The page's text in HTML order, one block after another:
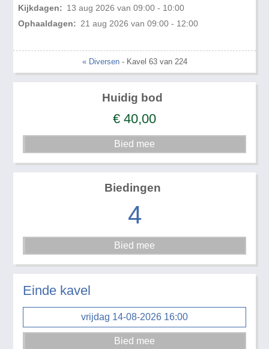
Kijkdagen: 13 aug 2026 van 09:00 - 10:00
Ophaaldagen: 21 aug 2026 van 09:00 - 12:00
« Diversen- Kavel 63 van 224
Huidig bod
€ 40,00
Biedingen
4
Einde kavel
vrijdag 14-08-2026 16:00